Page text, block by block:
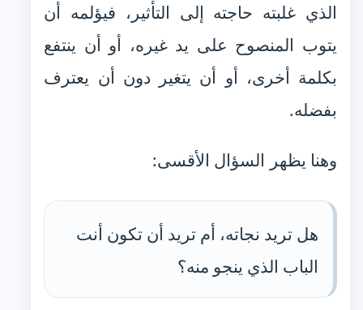
الذي غلبته حاجته إلى التأثير، فيؤلمه أن
يتوب المنصوح على يد غيره، أو أن ينتفع
بكلمة أخرى، أو أن يتغير دون أن يعترف
بفضله.
وهنا يظهر السؤال الأقسى:
هل تريد نجاته، أم تريد أن تكون أنت
الباب الذي ينجو منه؟